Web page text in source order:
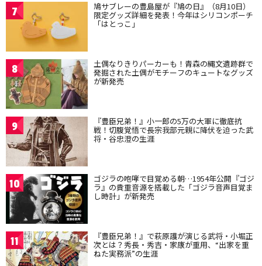
7 鳩サブレーの豊島屋が『鳩の日』（8月10日）
限定グッズ詳細を発表！今年はシリコンポーチ
「はとっこ」
8 土偶なりきりパーカーも！青森の縄文遺跡群で
発掘された土偶がモチーフのキュートなグッズ
が新発売
9 『豊臣兄弟！』小一郎の5万の大軍に徹底抗
戦！切腹覚悟で長宗我部元親に降伏を迫った武
将・谷忠澄の生涯
10 ゴジラの咆哮で目覚める朝…1954年公開『ゴジ
ラ』の貴重音源を搭載した「ゴジラ音声目覚ま
し時計」が新発売
11 『豊臣兄弟！』で萩原護が演じる武将・小堀正
次とは？秀長・秀吉・家康が重用、“出家を重
ねた実務派”の生涯